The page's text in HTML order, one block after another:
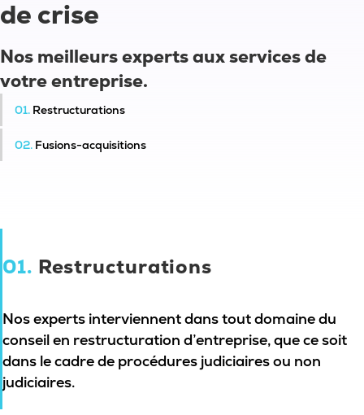
de crise
Nos meilleurs experts aux services de
votre entreprise.
01. Restructurations
02. Fusions-acquisitions
01. Restructurations
Nos experts interviennent dans tout domaine du
conseil en restructuration d’entreprise, que ce soit
dans le cadre de procédures judiciaires ou non
judiciaires.